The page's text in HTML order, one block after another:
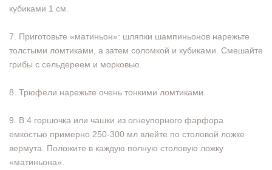
кубиками 1 см.
7. Приготовьте «матиньон»: шляпки шампиньонов нарежьте
толстыми ломтиками, а затем соломкой и кубиками. Смешайте
грибы с сельдереем и морковью.
8. Трюфели нарежьте очень тонкими ломтиками.
9. В 4 горшочка или чашки из огнеупорного фарфора
емкостью примерно 250-300 мл влейте по столовой ложке
вермута. Положите в каждую полную столовую ложку
«матиньона».